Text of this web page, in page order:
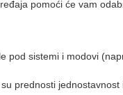
pomoći će vam
pod sistemi i modovi
prednosti